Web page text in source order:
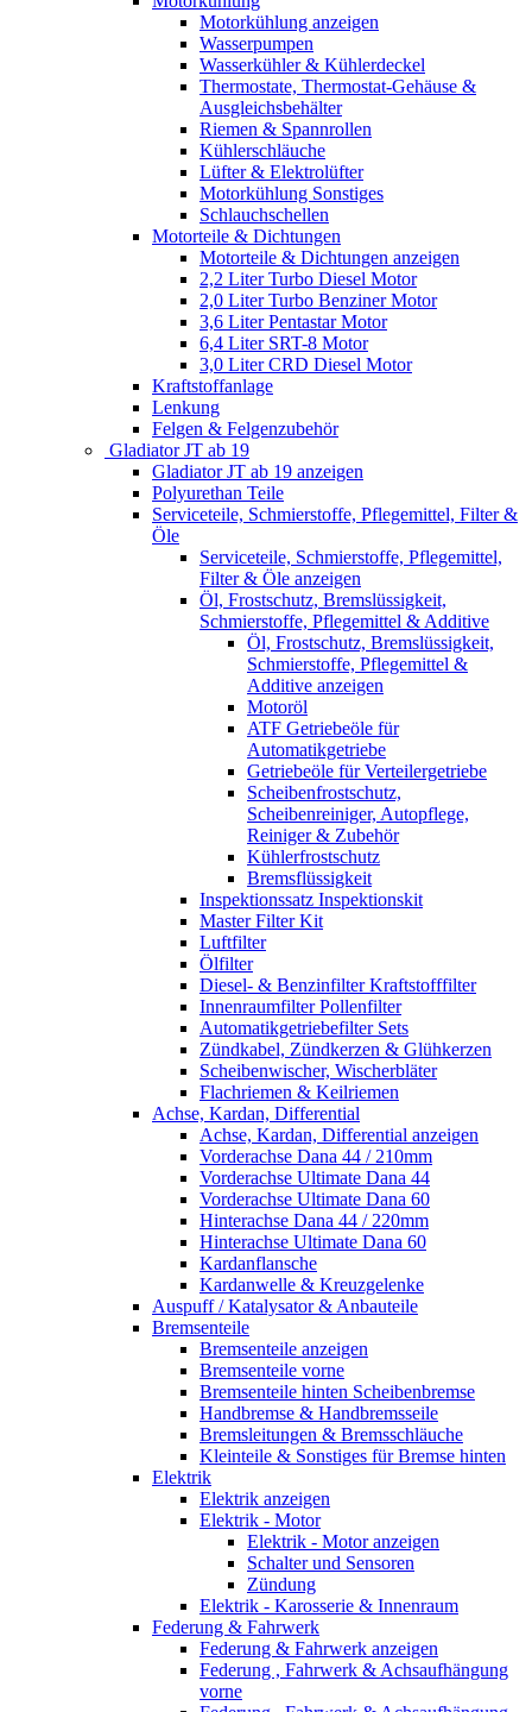
Motorkühlung anzeigen
Wasserpumpen
Wasserkühler & Kühlerdeckel
Thermostate, Thermostat-Gehäuse &
Ausgleichsbehälter
Riemen & Spannrollen
Kühlerschläuche
Lüfter & Elektrolüfter
Motorkühlung Sonstiges
Schlauchschellen
Motorteile & Dichtungen
Motorteile & Dichtungen anzeigen
2,2 Liter Turbo Diesel Motor
2,0 Liter Turbo Benziner Motor
3,6 Liter Pentastar Motor
6,4 Liter SRT-8 Motor
3,0 Liter CRD Diesel Motor
Kraftstoffanlage
Lenkung
Felgen & Felgenzubehör
Gladiator JT ab 19
Gladiator JT ab 19 anzeigen
Polyurethan Teile
Serviceteile, Schmierstoffe, Pflegemittel, Filter &
Öle
Serviceteile, Schmierstoffe, Pflegemittel,
Filter & Öle anzeigen
Öl, Frostschutz, Bremslüssigkeit,
Schmierstoffe, Pflegemittel & Additive
Öl, Frostschutz, Bremslüssigkeit,
Schmierstoffe, Pflegemittel &
Additive anzeigen
Motoröl
ATF Getriebeöle für
Automatikgetriebe
Getriebeöle für Verteilergetriebe
Scheibenfrostschutz,
Scheibenreiniger, Autopflege,
Reiniger & Zubehör
Kühlerfrostschutz
Bremsflüssigkeit
Inspektionssatz Inspektionskit
Master Filter Kit
Luftfilter
Ölfilter
Diesel- & Benzinfilter Kraftstofffilter
Innenraumfilter Pollenfilter
Automatikgetriebefilter Sets
Zündkabel, Zündkerzen & Glühkerzen
Scheibenwischer, Wischerbläter
Flachriemen & Keilriemen
Achse, Kardan, Differential
Achse, Kardan, Differential anzeigen
Vorderachse Dana 44 / 210mm
Vorderachse Ultimate Dana 44
Vorderachse Ultimate Dana 60
Hinterachse Dana 44 / 220mm
Hinterachse Ultimate Dana 60
Kardanflansche
Kardanwelle & Kreuzgelenke
Auspuff / Katalysator & Anbauteile
Bremsenteile
Bremsenteile anzeigen
Bremsenteile vorne
Bremsenteile hinten Scheibenbremse
Handbremse & Handbremsseile
Bremsleitungen & Bremsschläuche
Kleinteile & Sonstiges für Bremse hinten
Elektrik
Elektrik anzeigen
Elektrik - Motor
Elektrik - Motor anzeigen
Schalter und Sensoren
Zündung
Elektrik - Karosserie & Innenraum
Federung & Fahrwerk
Federung & Fahrwerk anzeigen
Federung , Fahrwerk & Achsaufhängung
vorne